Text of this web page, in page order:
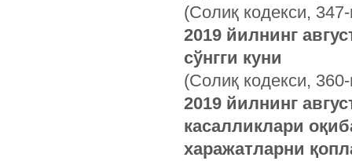
(Солиқ кодекси,
2019 йилнинг
сўнгги куни
(Солиқ кодекси,
2019 йилнинг
касалликлари
харажатларни